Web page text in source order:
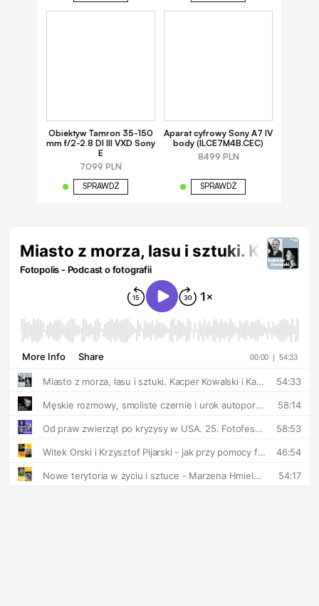
Obiektyw Tamron 35-150
mm f/2-2.8 DI III VXD Sony
E
7099 PLN
SPRAWDŹ
Aparat cyfrowy Sony A7 IV
body (ILCE7M4B.CEC)
8499 PLN
SPRAWDŹ